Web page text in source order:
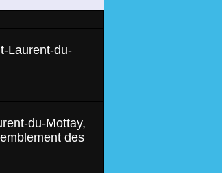
Laurent-du-
du-Mottay,
des